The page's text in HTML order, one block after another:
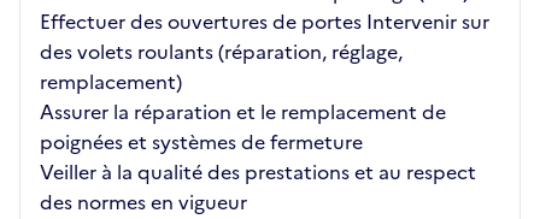
Effectuer des ouvertures de portes Intervenir sur
des volets roulants (réparation, réglage,
remplacement)
Assurer la réparation et le remplacement de
poignées et systèmes de fermeture
Veiller à la qualité des prestations et au respect
des normes en vigueur